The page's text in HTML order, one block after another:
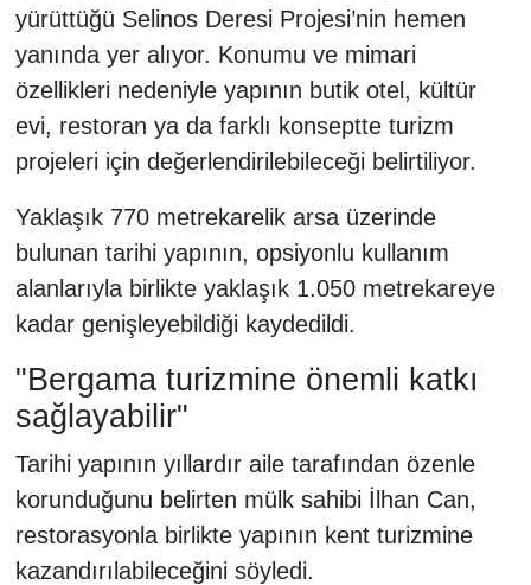
yürüttüğü Selinos Deresi Projesi’nin hemen
yanında yer alıyor. Konumu ve mimari
özellikleri nedeniyle yapının butik otel, kültür
evi, restoran ya da farklı konseptte turizm
projeleri için değerlendirilebileceği belirtiliyor.
Yaklaşık 770 metrekarelik arsa üzerinde
bulunan tarihi yapının, opsiyonlu kullanım
alanlarıyla birlikte yaklaşık 1.050 metrekareye
kadar genişleyebildiği kaydedildi.
"Bergama turizmine önemli katkı
sağlayabilir"
Tarihi yapının yıllardır aile tarafından özenle
korunduğunu belirten mülk sahibi İlhan Can,
restorasyonla birlikte yapının kent turizmine
kazandırılabileceğini söyledi.